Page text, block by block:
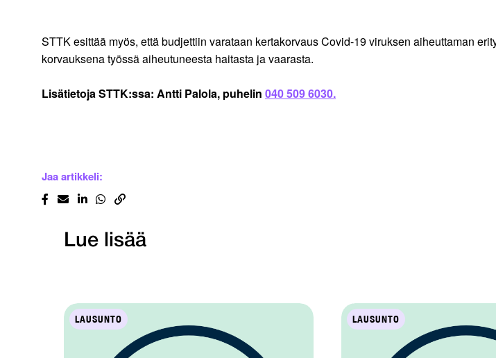
STTK esittää myös, että budjettiin varataan kertakorvaus Covid-19 viruksen aiheuttaman
korvauksena työssä aiheutuneesta haitasta ja vaarasta.
Lisätietoja STTK:ssa: Antti Palola, puhelin 040 509 6030.
Jaa artikkeli:
Lue lisää
LAUSUNTO LAUSUNTO